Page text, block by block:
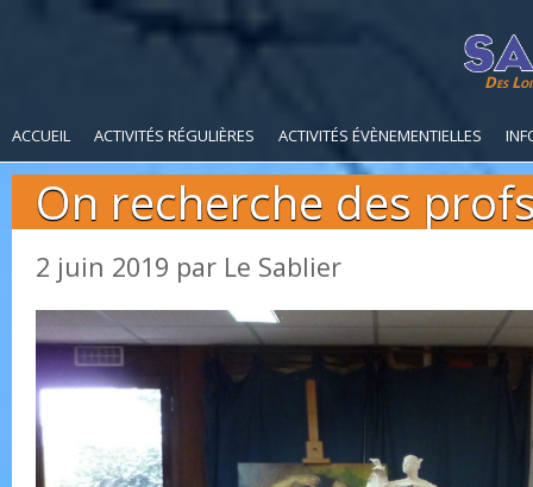
Des
ACCUEIL ACTIVITÉS RÉGULIÈRES ACTIVITÉS ÉVÈNEMENTIELLES
On recherche des
2 juin 2019 par Le Sablier